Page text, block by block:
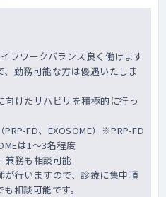
フワークバランス良く働けます
、勤務可能な方は優遇いたしま
向けたリハビリを積極的に行っ
FD、EXOSOME）※PRP-FD
は1～3名程度
兼務も相談可能
が行いますので、診療に集中頂
相談可能です。